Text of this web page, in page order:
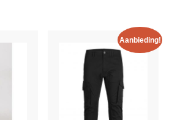
Aanbieding!